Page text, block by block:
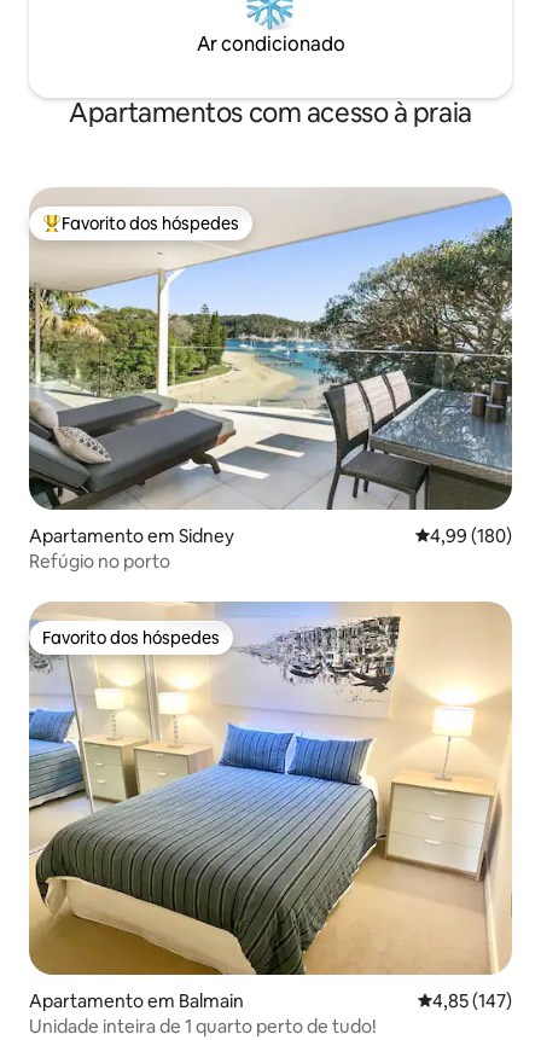
Ar condicionado
Apartamentos com acesso à praia
Favoritos dos hóspedes mais apreciados
Favorito dos hóspedes
Apartamento em Sidney Classificação
4,99 (180)
Refúgio no porto
Favorito dos hóspedes
Favorito dos hóspedes
Apartamento em Balmain Classificação
4,85 (147)
Unidade inteira de 1 quarto perto de tudo!